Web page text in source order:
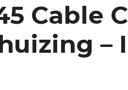
Cable
–